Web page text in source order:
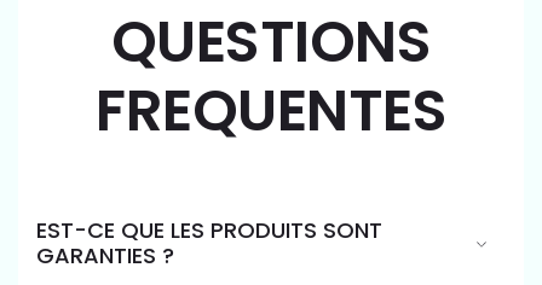
QUESTIONS
FREQUENTES
EST-CE QUE LES PRODUITS SONT
GARANTIES ?